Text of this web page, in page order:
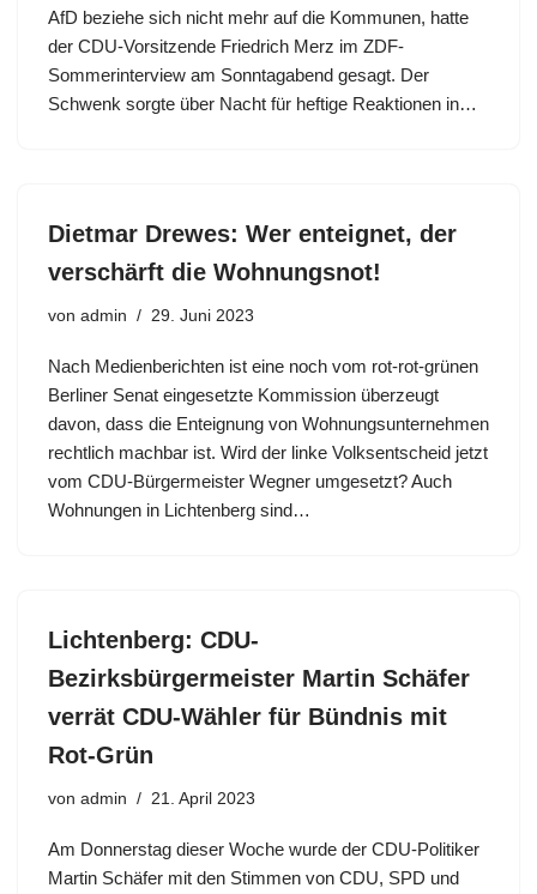
AfD beziehe sich nicht mehr auf die Kommunen, hatte
der CDU-Vorsitzende Friedrich Merz im ZDF-
Sommerinterview am Sonntagabend gesagt. Der
Schwenk sorgte über Nacht für heftige Reaktionen in…
Dietmar Drewes: Wer enteignet, der
verschärft die Wohnungsnot!
von admin 29. Juni 2023
Nach Medienberichten ist eine noch vom rot-rot-grünen
Berliner Senat eingesetzte Kommission überzeugt
davon, dass die Enteignung von Wohnungsunternehmen
rechtlich machbar ist. Wird der linke Volksentscheid jetzt
vom CDU-Bürgermeister Wegner umgesetzt? Auch
Wohnungen in Lichtenberg sind…
Lichtenberg: CDU-
Bezirksbürgermeister Martin Schäfer
verrät CDU-Wähler für Bündnis mit
Rot-Grün
von admin 21. April 2023
Am Donnerstag dieser Woche wurde der CDU-Politiker
Martin Schäfer mit den Stimmen von CDU, SPD und